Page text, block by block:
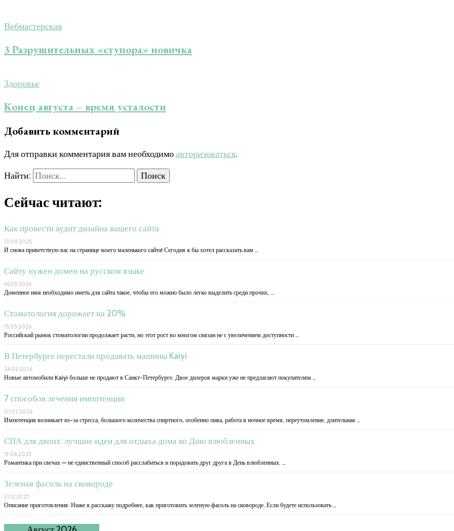
Вебмастерская
3 Разрушительных «ступора» новичка
Здоровье
Конец августа – время усталости
Добавить комментарий
Для отправки комментария вам необходимоавторизоваться.
Найти:
Сейчас читают:
Как провести аудит дизайна вашего сайта
13.09.2025
И снова приветствую вас на странице моего маленького сайта! Сегодня я бы хотел рассказать вам …
Сайту нужен домен на русском языке
14.05.2026
Доменное имя необходимо иметь для сайта такое, чтобы его можно было легко выделить среди прочих, …
Стоматология дорожает на 20%
15.05.2026
Российский рынок стоматологии продолжает расти, но этот рост во многом связан не с увеличением доступности …
В Петербурге перестали продавать машины Kaiyi
24.02.2026
Новые автомобили Kaiyi больше не продают в Санкт-Петербурге. Двое дилеров марки уже не предлагают покупателям …
7 способов лечения импотенции
01.02.2026
Импотенция возникает из-за стресса, большого количества спиртного, особенно пива, работа в ночное время, переутомление, длительная …
СПА для двоих: лучшие идеи для отдыха дома ко Дню влюбленных
17.06.2025
Романтика при свечах — не единственный способ расслабиться и порадовать друг друга в День влюбленных. …
Зеленая фасоль на сковороде
21.12.2025
Описание приготовления: Ниже я расскажу подробнее, как приготовить зеленую фасоль на сковороде. Если будете использовать …